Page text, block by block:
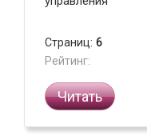
Страниц: 6
Рейтинг:
Читать